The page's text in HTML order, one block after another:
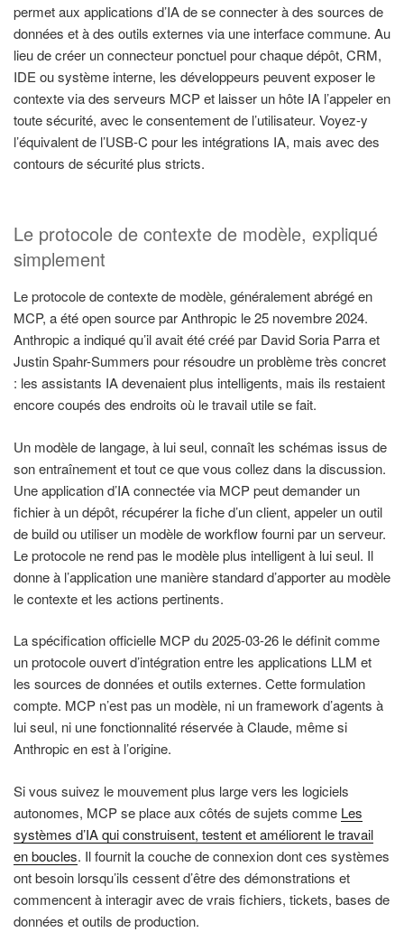
permet aux applications d’IA de se connecter à des sources de
données et à des outils externes via une interface commune. Au
lieu de créer un connecteur ponctuel pour chaque dépôt, CRM,
IDE ou système interne, les développeurs peuvent exposer le
contexte via des serveurs MCP et laisser un hôte IA l’appeler en
toute sécurité, avec le consentement de l’utilisateur. Voyez-y
l’équivalent de l’USB-C pour les intégrations IA, mais avec des
contours de sécurité plus stricts.
Le protocole de contexte de modèle, expliqué
simplement
Le protocole de contexte de modèle, généralement abrégé en
MCP, a été open source par Anthropic le 25 novembre 2024.
Anthropic a indiqué qu’il avait été créé par David Soria Parra et
Justin Spahr-Summers pour résoudre un problème très concret
: les assistants IA devenaient plus intelligents, mais ils restaient
encore coupés des endroits où le travail utile se fait.
Un modèle de langage, à lui seul, connaît les schémas issus de
son entraînement et tout ce que vous collez dans la discussion.
Une application d’IA connectée via MCP peut demander un
fichier à un dépôt, récupérer la fiche d’un client, appeler un outil
de build ou utiliser un modèle de workflow fourni par un serveur.
Le protocole ne rend pas le modèle plus intelligent à lui seul. Il
donne à l’application une manière standard d’apporter au modèle
le contexte et les actions pertinents.
La spécification officielle MCP du 2025-03-26 le définit comme
un protocole ouvert d’intégration entre les applications LLM et
les sources de données et outils externes. Cette formulation
compte. MCP n’est pas un modèle, ni un framework d’agents à
lui seul, ni une fonctionnalité réservée à Claude, même si
Anthropic en est à l’origine.
Si vous suivez le mouvement plus large vers les logiciels
autonomes, MCP se place aux côtés de sujets comme Les
systèmes d’IA qui construisent, testent et améliorent le travail
en boucles. Il fournit la couche de connexion dont ces systèmes
ont besoin lorsqu’ils cessent d’être des démonstrations et
commencent à interagir avec de vrais fichiers, tickets, bases de
données et outils de production.